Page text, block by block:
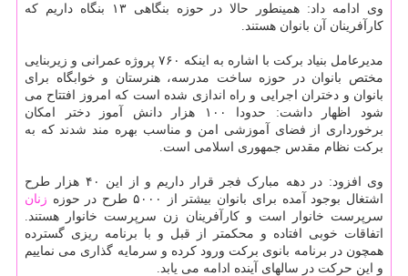
وی ادامه داد: همینطور حالا در حوزه بنگاهی ۱۳ بنگاه داریم که
کارآفرینان آن بانوان هستند.
مدیرعامل بنیاد برکت با اشاره به اینکه ۷۶۰ پروژه عمرانی و زیربنایی
مختص بانوان در حوزه ساخت مدرسه، هنرستان و خوابگاه برای
بانوان و دختران اجرایی و راه اندازی شده است که امروز افتتاح می
شود اظهار داشت: حدودا ۱۰۰ هزار دانش آموز دختر امکان
برخورداری از فضای آموزشی امن و مناسب بهره مند شدند که به
برکت نظام مقدس جمهوری اسلامی است.
وی افزود: در دهه مبارک فجر قرار داریم و از این ۴۰ هزار طرح
اشتغال بوجود آمده برای بانوان بیشتر از ۵۰۰۰ طرح در حوزه
زنان
سرپرست خانوار است و کارآفرینان زن سرپرست خانوار هستند.
اتفاقات خوبی افتاده و محکمتر از قبل و با برنامه ریزی گسترده
همچون در برنامه بانوی برکت ورود کرده و سرمایه گذاری می نماییم
و این حرکت در سالهای آینده ادامه می یابد.